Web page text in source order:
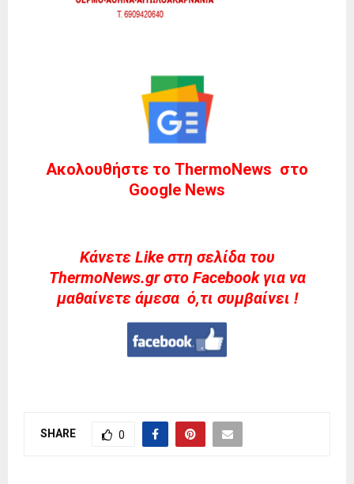
Ακολουθήστε το ThermoNews στο
Google News
Kάνετε Like στη σελίδα του
ThermoNews.gr στο Facebook για να
μαθαίνετε άμεσα ό,τι συμβαίνει !
SHARE 0